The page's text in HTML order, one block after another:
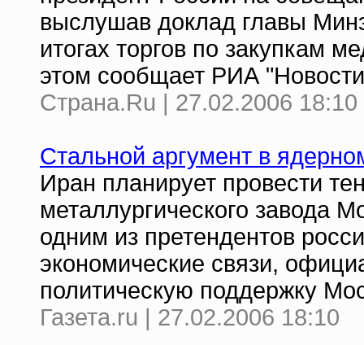
выслушав доклад главы
итогах торгов по закупкам
этом сообщает РИА
Страна.Ru | 27.02.2006 18:10
Стальной аргумент в
Иран планирует провести
металлургического завода
одним из претендентов
экономические связи,
политическую поддержку
Газета.ru | 27.02.2006 18:10